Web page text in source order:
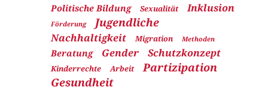
Politische Bildung Sexualität Inklusion
Förderung Jugendliche
Nachhaltigkeit Migration Methoden
Beratung Gender Schutzkonzept
Kinderrechte Arbeit
Partizipation
Gesundheit